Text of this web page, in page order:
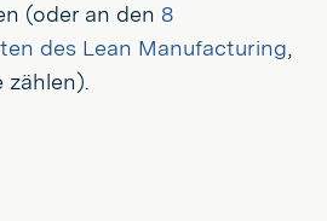
(oder an den 8
des Lean Manufacturing,
zählen).